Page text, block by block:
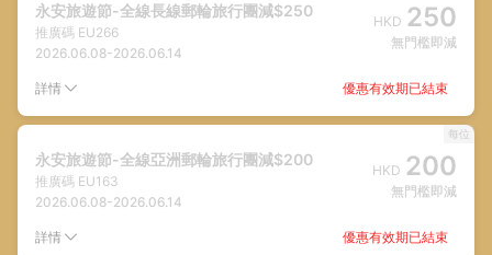
永安旅遊節-全線長線郵輪旅行團減$250
推廣碼 EU266
2026.06.08-2026.06.14
HKD 250
無門檻即減
詳情 優惠有效期已結束
永安旅遊節-全線亞洲郵輪旅行團減$200
推廣碼 EU163
2026.06.08-2026.06.14
HKD 200
無門檻即減
每位
詳情 優惠有效期已結束